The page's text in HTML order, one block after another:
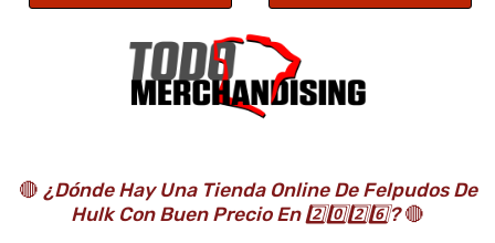
🔴 ¿Dónde Hay Una Tienda Online De Felpudos De
Hulk Con Buen Precio En 2️⃣0️⃣2️⃣6️⃣?🔴